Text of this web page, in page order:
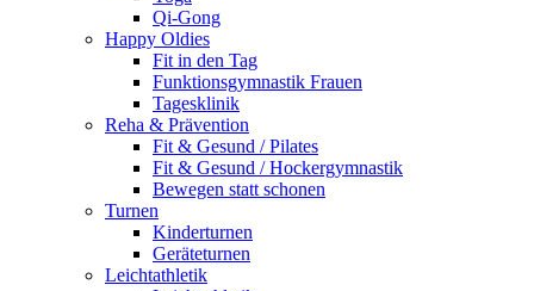
Qi-Gong
Happy Oldies
Fit in den Tag
Funktionsgymnastik Frauen
Tagesklinik
Reha & Prävention
Fit & Gesund / Pilates
Fit & Gesund / Hockergymnastik
Bewegen statt schonen
Turnen
Kinderturnen
Geräteturnen
Leichtathletik